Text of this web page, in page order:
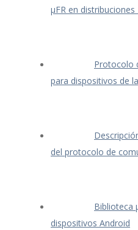
μFR en distribuciones
Protocolo
para dispositivos de
del protocolo de
Biblioteca
dispositivos Android